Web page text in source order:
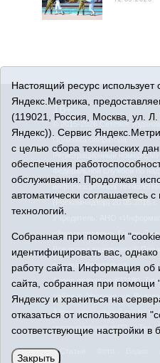
16+
© 2015-2026 Сетевое
Политика оператора
Регистрационный номер
Федеральной службой по
информационных
«Знамя правды». Главный
Все права защищены © При
ссылка обязательна
Адрес редакции: 627180,
район, с. Упорово, ул.
Адрес электронной почты
uporovoonline@obl72.ruТел.:
Статьи
Настоящий ресурс использует
Яндекс.Метрика,
(119021, Россия, Москва, ул.
Яндекс)). Сервис
с целью сбора технических
обеспечения
обслуживания. Продолжая
автоматически соглашаетесь
технологий.
Собранная при помощи
идентифицировать вас,
работу сайта. Информация об
сайта, собранная при помощи
Яндексу и храниться на
отказаться от использования
соответствующие настройки в
Закрыть